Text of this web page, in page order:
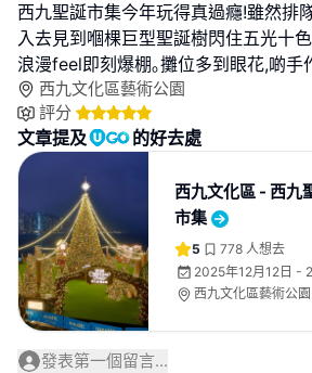
西九聖誕市集今年玩得真過癮!雖然排
入去見到嗰棵巨型聖誕樹閃住五光十
浪漫feel即刻爆棚｡攤位多到眼花,啲手
西九文化區藝術公園
評分
文章提及 的好去處
西九文化區 - 西九
市集
5 778 人想去
2025年12月12日 -
西九文化區藝術公園
發表第一個留言...